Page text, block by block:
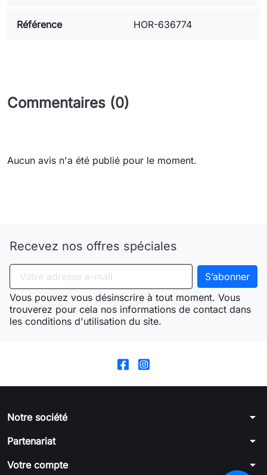
Référence HOR-636774
Commentaires (0)
Aucun avis n'a été publié pour le moment.
Recevez nos offres spéciales
Vous pouvez vous désinscrire à tout moment. Vous
trouverez pour cela nos informations de contact dans
les conditions d'utilisation du site.
Notre société arrow_drop_down
Partenariat arrow_drop_down
Votre compte arrow_drop_down